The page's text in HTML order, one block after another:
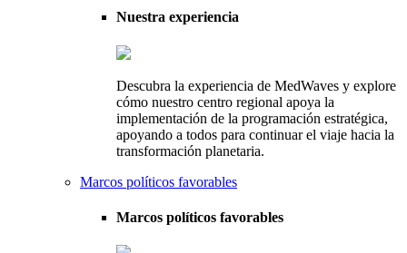
Nuestra experiencia
Descubra la experiencia de MedWaves y explore
cómo nuestro centro regional apoya la
implementación de la programación estratégica,
apoyando a todos para continuar el viaje hacia la
transformación planetaria.
Marcos políticos favorables
Marcos políticos favorables